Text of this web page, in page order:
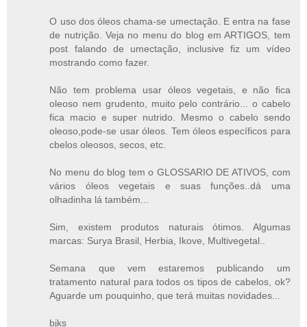
O uso dos óleos chama-se umectação. E entra na fase
de nutrição. Veja no menu do blog em ARTIGOS, tem
post falando de umectação, inclusive fiz um vídeo
mostrando como fazer.
Não tem problema usar óleos vegetais, e não fica
oleoso nem grudento, muito pelo contrário... o cabelo
fica macio e super nutrido. Mesmo o cabelo sendo
oleoso,pode-se usar óleos. Tem óleos específicos para
cbelos oleosos, secos, etc.
No menu do blog tem o GLOSSARIO DE ATIVOS, com
vários óleos vegetais e suas funções..dá uma
olhadinha lá também...
Sim, existem produtos naturais ótimos. Algumas
marcas: Surya Brasil, Herbia, Ikove, Multivegetal..
Semana que vem estaremos publicando um
tratamento natural para todos os tipos de cabelos, ok?
Aguarde um pouquinho, que terá muitas novidades...
bjks